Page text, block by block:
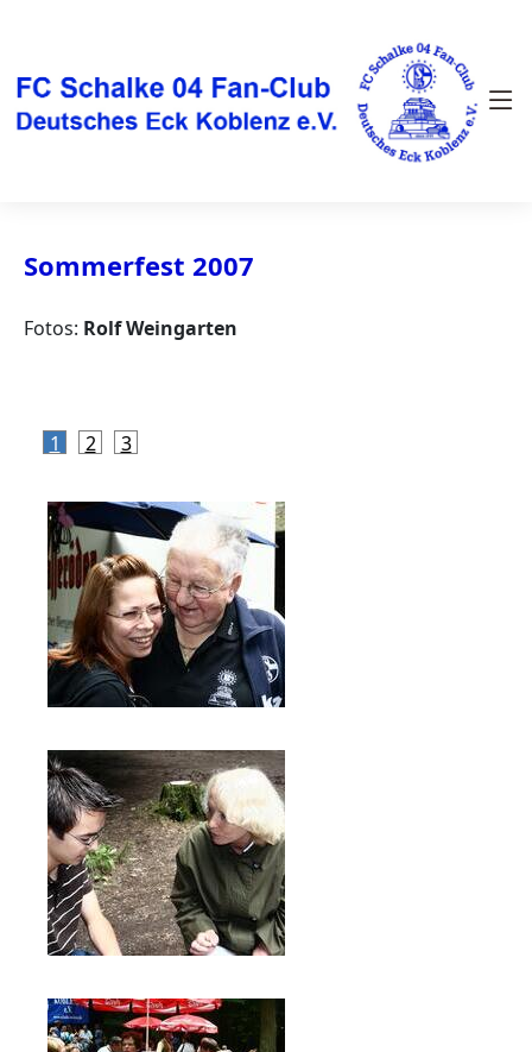
Sommerfest 2007
Fotos: Rolf Weingarten
1 2 3